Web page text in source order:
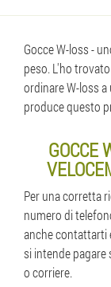
Gocce W-loss -
peso. L'ho
ordinare W-loss a
produce questo
GOCCE
Per una corretta
numero di
anche contattarti
si intende
o corriere.